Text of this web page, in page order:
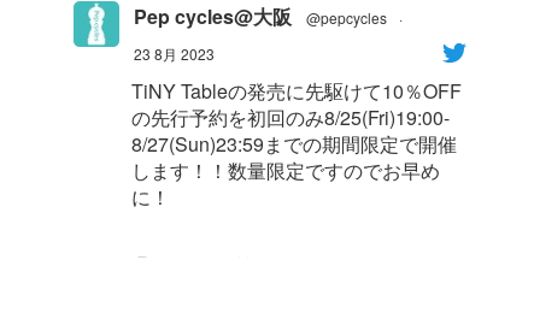
Pep cycles@大阪 @pepcycles
·
23 8月 2023
TiNY Tableの発売に先駆けて10％OFF
の先行予約を初回のみ8/25(Fri)19:00-
8/27(Sun)23:59までの期間限定で開催
します！！数量限定ですのでお早め
に！